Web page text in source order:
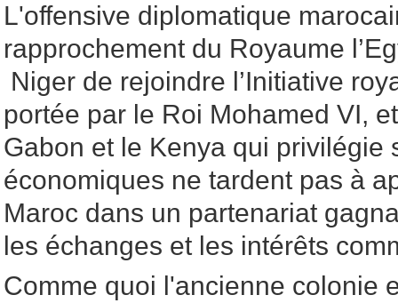
L'offensive diplomatique
rapprochement du Royaume
Niger de rejoindre l’Initiative
portée par le Roi Mohamed VI,
Gabon et le Kenya qui privilégie
économiques ne tardent pas à
Maroc dans un partenariat
les échanges et les intérêts
Comme quoi l'ancienne colonie